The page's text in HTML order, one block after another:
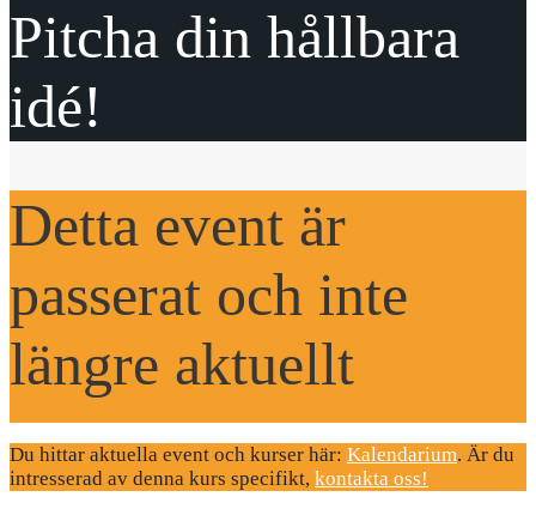
Pitcha din hållbara
idé!
Detta event är
passerat och inte
längre aktuellt
Du hittar aktuella event och kurser här: Kalendarium. Är du
intresserad av denna kurs specifikt, kontakta oss!